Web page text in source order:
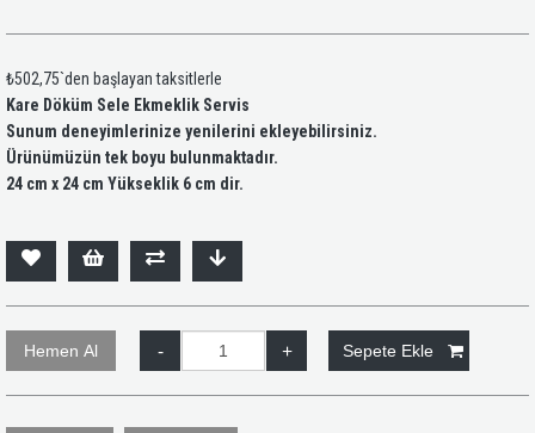
₺502,75`den başlayan taksitlerle
Kare Döküm Sele Ekmeklik Servis
Sunum deneyimlerinize yenilerini ekleyebilirsiniz.
Ürünümüzün tek boyu bulunmaktadır.
24 cm x 24 cm Yükseklik 6 cm dir.